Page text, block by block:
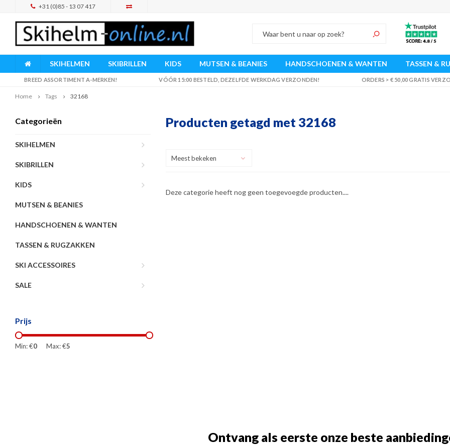
+31 (0)85 - 13 07 417
SKIHELMEN SKIBRILLEN KIDS MUTSEN & BEANIES HANDSCHOENEN & WANTEN TASSEN &
BREED ASSORTIMENT A-MERKEN! VÓÓR 15:00 BESTELD, DEZELFDE WERKDAG VERZONDEN! ORDERS > € 50,00 GRATIS
Home Tags 32168
Categorieën
SKIHELMEN
SKIBRILLEN
KIDS
MUTSEN & BEANIES
HANDSCHOENEN & WANTEN
TASSEN & RUGZAKKEN
SKI ACCESSOIRES
SALE
Prijs
Min: €0 Max: €5
Producten getagd met 32168
Meest bekeken
Deze categorie heeft nog geen toegevoegde producten....
Ontvang als eerste onze beste